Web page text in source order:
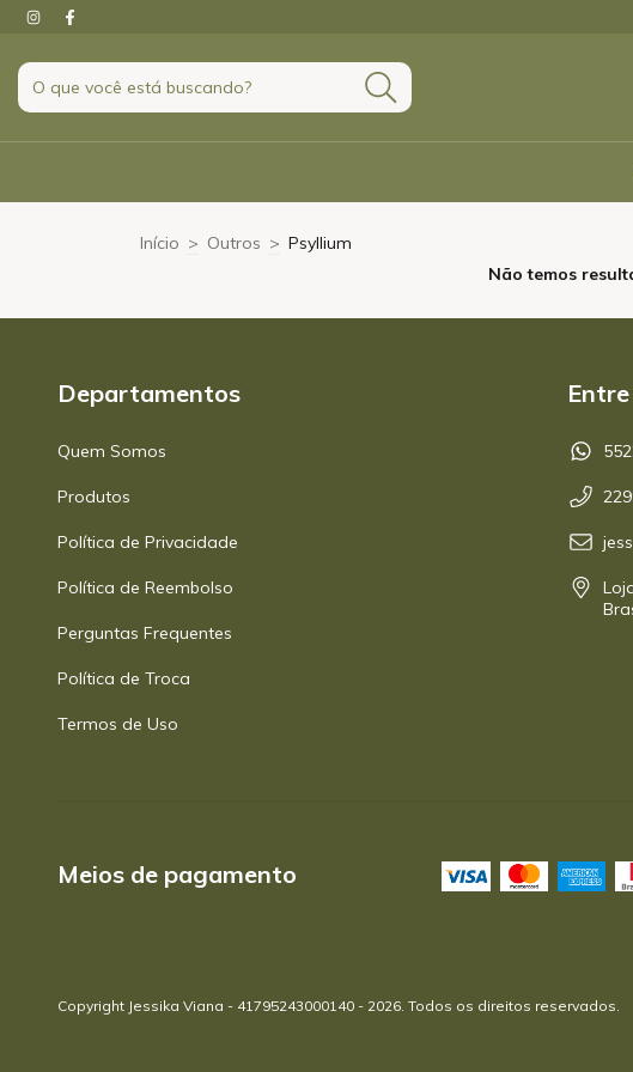
Início > Outros > Psyllium
Não temos
Departamentos
Quem Somos
Produtos
Política de Privacidade
Política de Reembolso
Perguntas Frequentes
Política de Troca
Termos de Uso
Meios de pagamento
Copyright Jessika Viana - 41795243000140 - 2026. Todos os direitos reservados.